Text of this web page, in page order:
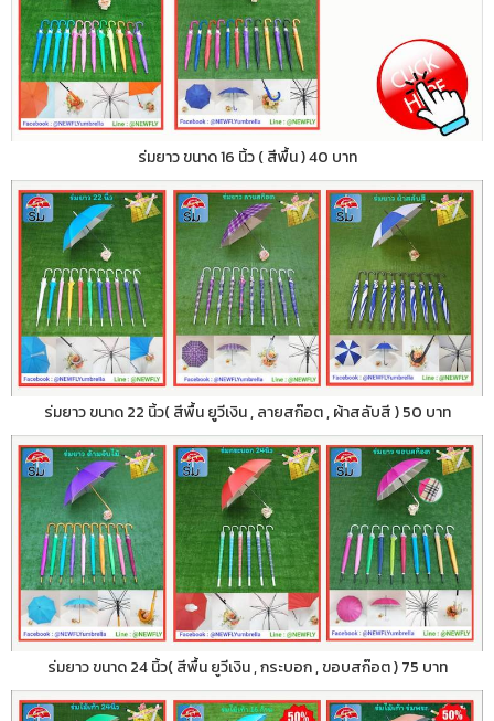
ร่มยาว ขนาด 16 นิ้ว ( สีพื้น ) 40 บาท
ร่มยาว ขนาด 22 นิ้ว( สีพื้น ยูวีเงิน , ลายสก๊อต , ผ้าสลับสี ) 50 บาท
ร่มยาว ขนาด 24 นิ้ว( สีพื้น ยูวีเงิน , กระบอก , ขอบสก๊อต ) 75 บาท